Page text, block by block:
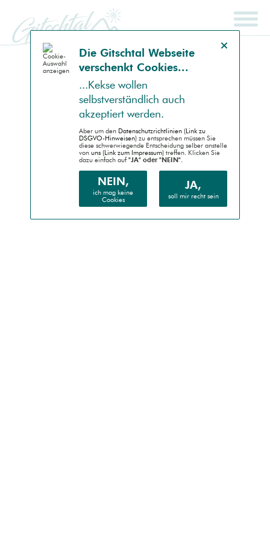
SCHNELLSUCHE
ENDGERÄT
Handheld (PDA)
Barrierefrei (AA)
Die Gitsch­tal Web­seite
ver­schenkt Coo­kies...
...Kek­se wollen
selbst­ver­ständlich auch
akzep­tiert werden.
Aber um den Daten­schutz­richtlinien (Link zu
DSGVO-Hinweisen) zu entsprechen müssen Sie
diese schwer­wiegende Entscheidung selber anstelle
von uns (Link zum Impressum) treffen. Klicken Sie
dazu einfach auf"JA" oder "NEIN".
NEIN,
ich mag keine
Cookies
JA,
soll mir recht sein